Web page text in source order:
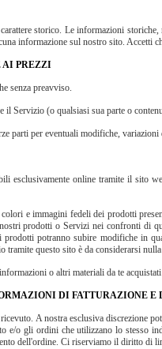
storico. Le informazioni
informazione sul nostro sito. Accetti
AI PREZZI
senza preavviso.
Servizio (o qualsiasi sua parte o
parti per eventuali modifiche,
esclusivamente online tramite il sito
e immagini fedeli dei prodotti
prodotti o Servizi nei confronti di
potranno subire modifiche in
questo sito è da considerarsi
o altri materiali da te
DI FATTURAZIONE E
A nostra esclusiva discrezione
e/o gli ordini che utilizzano lo
dell'ordine. Ci riserviamo il diritto di